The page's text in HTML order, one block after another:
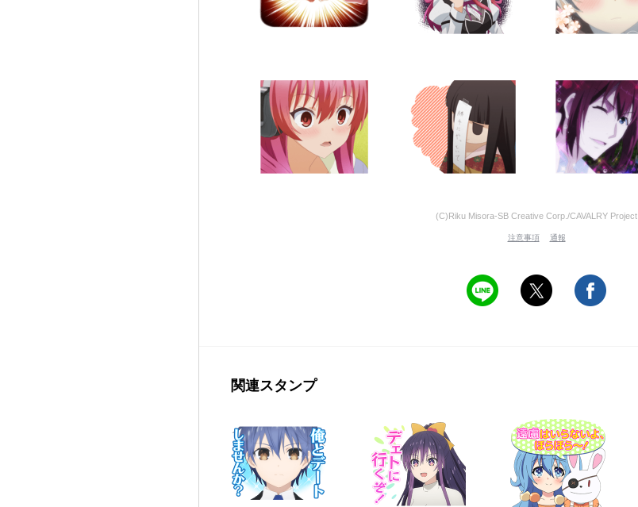
(C)Riku Misora-SB Creative Corp./CAVALRY Project
注意事項 通報
関連スタンプ